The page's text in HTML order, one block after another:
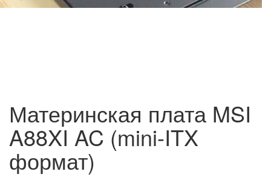
Материнская плата MSI
A88XI AC (mini-ITX
формат)